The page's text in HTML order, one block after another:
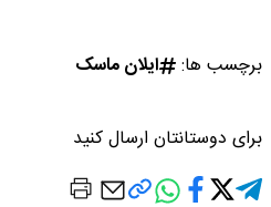
برچسب ها: ایلان ماسک
برای دوستانتان ارسال کنید